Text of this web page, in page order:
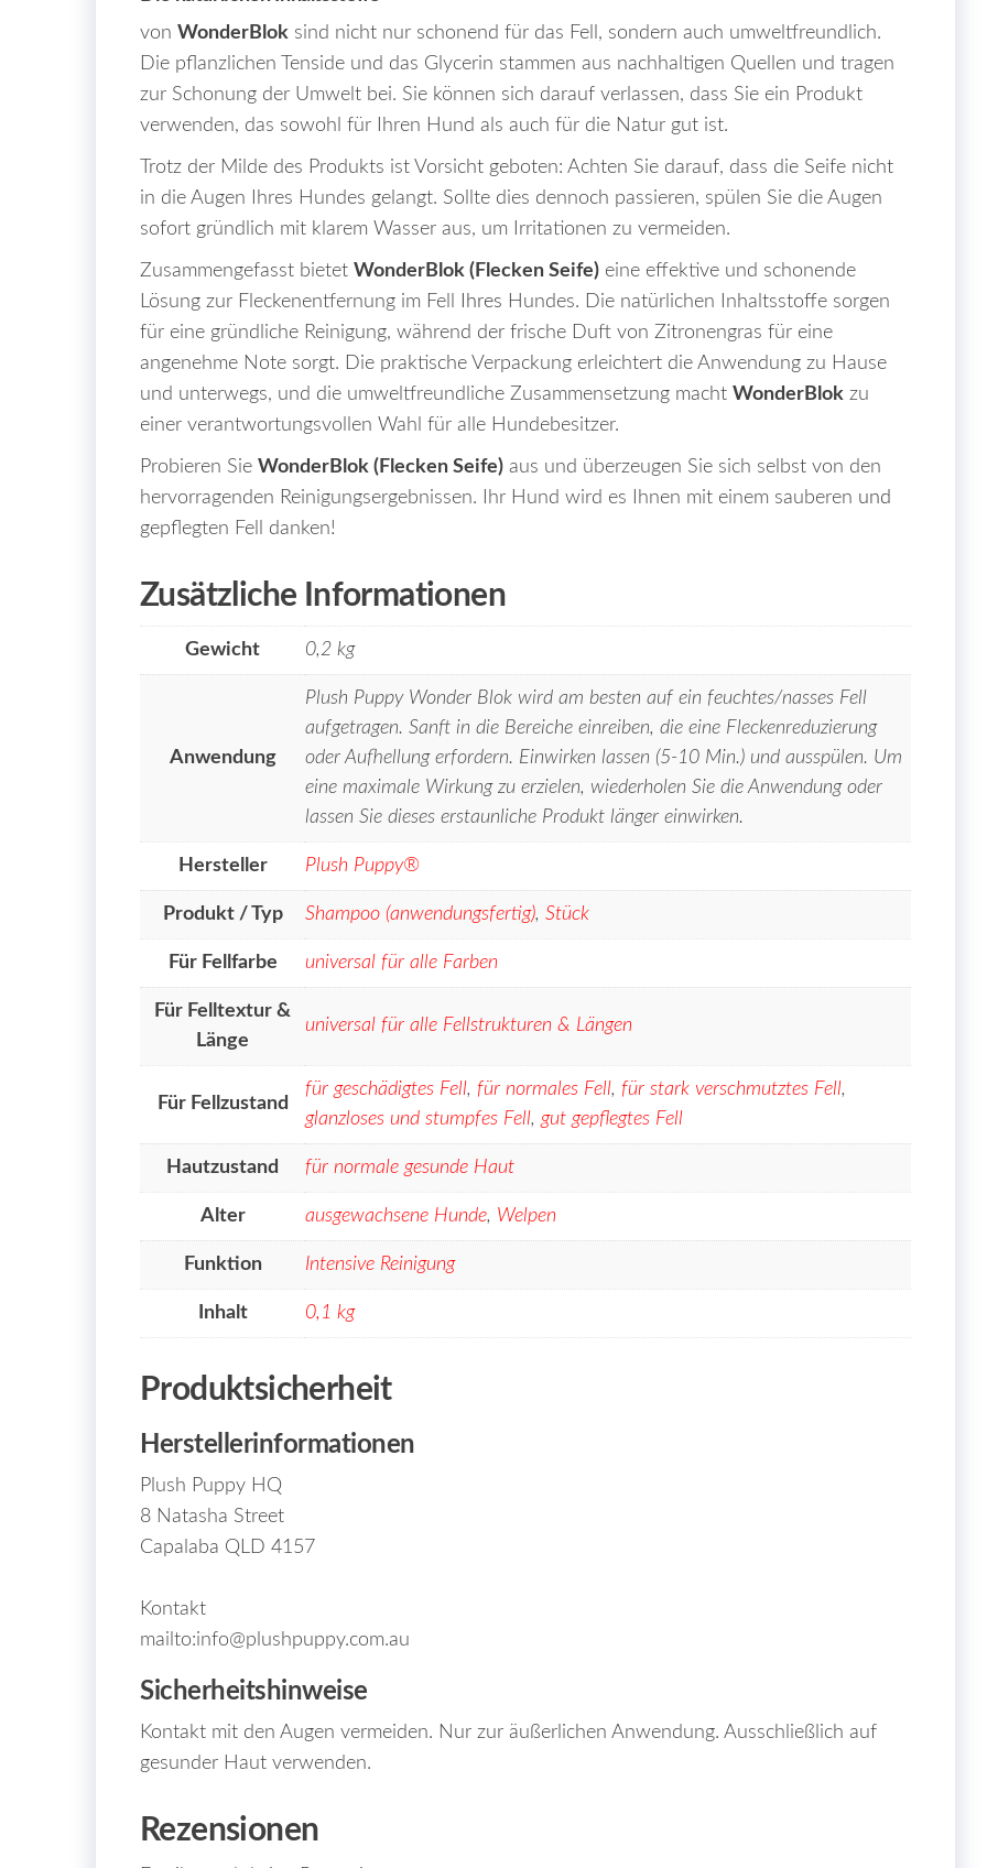
von WonderBlok sind nicht nur schonend für das Fell, sondern auch umweltfreundlich.
Die pflanzlichen Tenside und das Glycerin stammen aus nachhaltigen Quellen und tragen
zur Schonung der Umwelt bei. Sie können sich darauf verlassen, dass Sie ein Produkt
verwenden, das sowohl für Ihren Hund als auch für die Natur gut ist.
Trotz der Milde des Produkts ist Vorsicht geboten: Achten Sie darauf, dass die Seife nicht
in die Augen Ihres Hundes gelangt. Sollte dies dennoch passieren, spülen Sie die Augen
sofort gründlich mit klarem Wasser aus, um Irritationen zu vermeiden.
Zusammengefasst bietet WonderBlok (Flecken Seife) eine effektive und schonende
Lösung zur Fleckenentfernung im Fell
Ihres Hundes. Die natürlichen Inhaltsstoffe sorgen
für eine gründliche Reinigung, während der frische Duft von Zitronengras für eine
angenehme Note sorgt. Die praktische Verpackung erleichtert die Anwendung zu Hause
und unterwegs, und die umweltfreundliche Zusammensetzung macht WonderBlok zu
einer verantwortungsvollen Wahl für alle Hundebesitzer.
Probieren Sie WonderBlok (Flecken Seife) aus und überzeugen Sie sich selbst von den
hervorragenden Reinigungsergebnissen. Ihr Hund wird es Ihnen mit einem sauberen und
gepflegten Fell danken!
Zusätzliche Informationen
Gewicht 0,2 kg
Anwendung
Plush Puppy Wonder Blok wird am besten auf ein feuchtes/nasses Fell
aufgetragen. Sanft in die Bereiche einreiben, die eine Fleckenreduzierung
oder Aufhellung erfordern. Einwirken lassen (5-10 Min.) und ausspülen. Um
eine maximale Wirkung zu erzielen, wiederholen Sie die Anwendung oder
lassen Sie dieses erstaunliche Produkt länger einwirken.
Hersteller Plush Puppy®
Produkt / Typ Shampoo (anwendungsfertig), Stück
Für Fellfarbe universal für alle Farben
Für Felltextur &
Länge
universal für alle Fellstrukturen & Längen
Für Fellzustand
für geschädigtes Fell, für normales Fell, für stark verschmutztes Fell,
glanzloses und stumpfes Fell, gut gepflegtes Fell
Hautzustand für normale gesunde Haut
Alter ausgewachsene Hunde, Welpen
Funktion Intensive Reinigung
Inhalt 0,1 kg
Produktsicherheit
Herstellerinformationen
Plush Puppy HQ
8 Natasha Street
Capalaba QLD 4157
Kontakt
mailto:info@plushpuppy.com.au
Sicherheitshinweise
Kontakt mit den Augen vermeiden. Nur zur äußerlichen Anwendung. Ausschließlich auf
gesunder Haut verwenden.
Rezensionen